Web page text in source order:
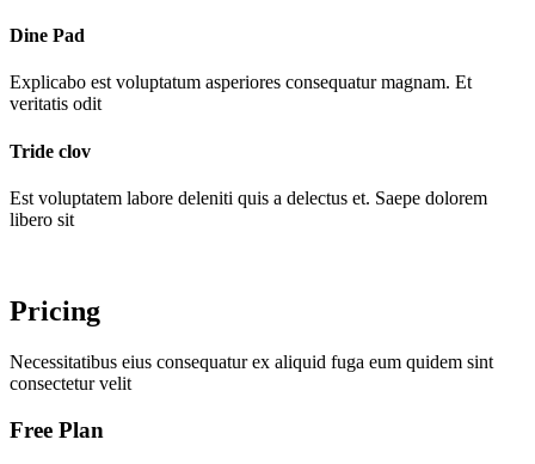
Dine Pad
Explicabo est voluptatum asperiores consequatur magnam. Et
veritatis odit
Tride clov
Est voluptatem labore deleniti quis a delectus et. Saepe dolorem
libero sit
Pricing
Necessitatibus eius consequatur ex aliquid fuga eum quidem sint
consectetur velit
Free Plan